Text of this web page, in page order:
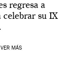
regresa a
celebrar su IX
VER MÁS